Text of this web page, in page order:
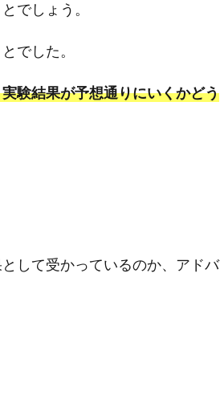
でしょう。
でした。
験結果が予想通りにいくかどう
して受かっているのか、アドバ